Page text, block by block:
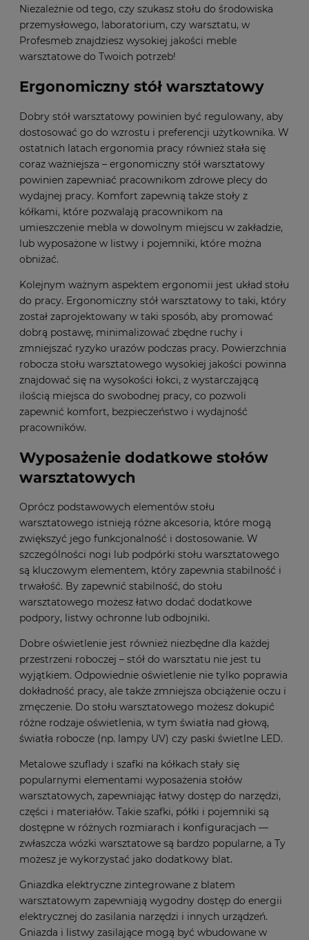
Niezależnie od tego, czy szukasz stołu do środowiska
przemysłowego, laboratorium, czy warsztatu, w
Profesmeb znajdziesz wysokiej jakości meble
warsztatowe do Twoich potrzeb!
Ergonomiczny stół warsztatowy
Dobry stół warsztatowy powinien być regulowany, aby
dostosować go do wzrostu i preferencji użytkownika. W
ostatnich latach ergonomia pracy również stała się
coraz ważniejsza – ergonomiczny stół warsztatowy
powinien zapewniać pracownikom zdrowe plecy do
wydajnej pracy. Komfort zapewnią także stoły z
kółkami, które pozwalają pracownikom na
umieszczenie mebla w dowolnym miejscu w zakładzie,
lub wyposażone w listwy i pojemniki, które można
obniżać.
Kolejnym ważnym aspektem ergonomii jest układ stołu
do pracy. Ergonomiczny stół warsztatowy to taki, który
został zaprojektowany w taki sposób, aby promować
dobrą postawę, minimalizować zbędne ruchy i
zmniejszać ryzyko urazów podczas pracy. Powierzchnia
robocza stołu warsztatowego wysokiej jakości powinna
znajdować się na wysokości łokci, z wystarczającą
ilością miejsca do swobodnej pracy, co pozwoli
zapewnić komfort, bezpieczeństwo i wydajność
pracowników.
Wyposażenie dodatkowe stołów
warsztatowych
Oprócz podstawowych elementów stołu
warsztatowego istnieją różne akcesoria, które mogą
zwiększyć jego funkcjonalność i dostosowanie. W
szczególności nogi lub podpórki stołu warsztatowego
są kluczowym elementem, który zapewnia stabilność i
trwałość. By zapewnić stabilność, do stołu
warsztatowego możesz łatwo dodać dodatkowe
podpory, listwy ochronne lub odbojniki.
Dobre oświetlenie jest również niezbędne dla każdej
przestrzeni roboczej – stół do warsztatu nie jest tu
wyjątkiem. Odpowiednie oświetlenie nie tylko poprawia
dokładność pracy, ale także zmniejsza obciążenie oczu i
zmęczenie. Do stołu warsztatowego możesz dokupić
różne rodzaje oświetlenia, w tym światła nad głową,
światła robocze (np. lampy UV) czy paski świetlne LED.
Metalowe szuflady i szafki na kółkach stały się
popularnymi elementami wyposażenia stołów
warsztatowych, zapewniając łatwy dostęp do narzędzi,
części i materiałów. Takie szafki, półki i pojemniki są
dostępne w różnych rozmiarach i konfiguracjach —
zwłaszcza wózki warsztatowe są bardzo popularne, a Ty
możesz je wykorzystać jako dodatkowy blat.
Gniazdka elektryczne zintegrowane z blatem
warsztatowym zapewniają wygodny dostęp do energii
elektrycznej do zasilania narzędzi i innych urządzeń.
Gniazda i listwy zasilające mogą być wbudowane w